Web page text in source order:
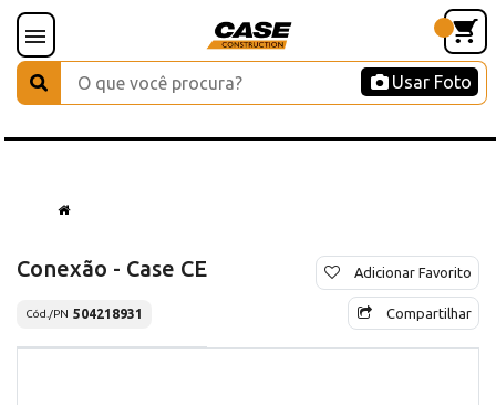
Usar Foto
Conexão - Case CE
Cód./PN 504218931
Adicionar Favorito
Compartilhar